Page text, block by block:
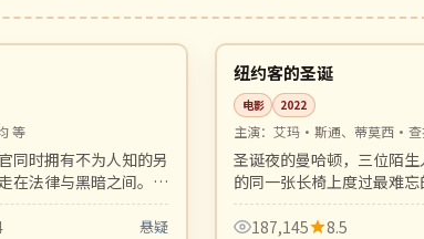
08:57
等
同时拥有不为人知的另
在法律与黑暗之间。
疑剧，节奏冷峻凌
悬疑
美国
高分
纽约客的圣诞
电影 2022
主演：艾玛·斯通、蒂莫西·查
圣诞夜的曼哈顿，三位陌
的同一张长椅上度过最难
圣诞档治愈系都市电影。
187,145
8.5